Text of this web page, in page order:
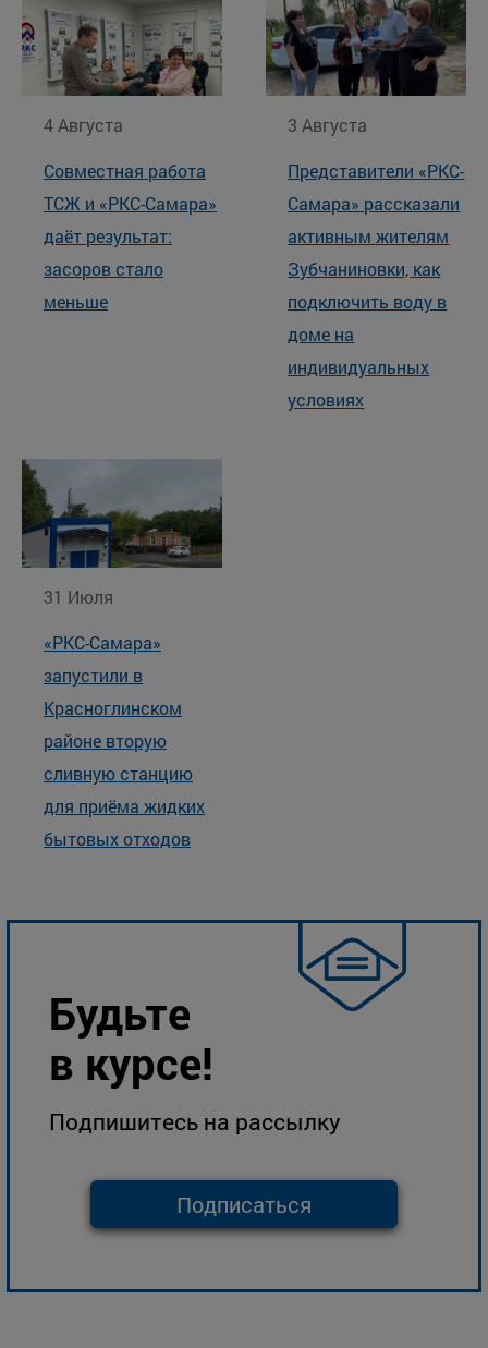
Будьте
в курсе!
Подпишитесь на рассылку
Подписаться
4 Августа
Совместная работа
ТСЖ и «РКС-Самара»
даёт результат:
засоров стало
меньше
3 Августа
Представители «РКС-
Самара» рассказали
активным жителям
Зубчаниновки, как
подключить воду в
доме на
индивидуальных
условиях
31 Июля
«РКС-Самара»
запустили в
Красноглинском
районе вторую
сливную станцию
для приёма жидких
бытовых отходов